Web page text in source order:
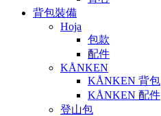
背包裝備
Hoja
包款
配件
KÅNKEN
KÅNKEN 背包
KÅNKEN 配件
登山包